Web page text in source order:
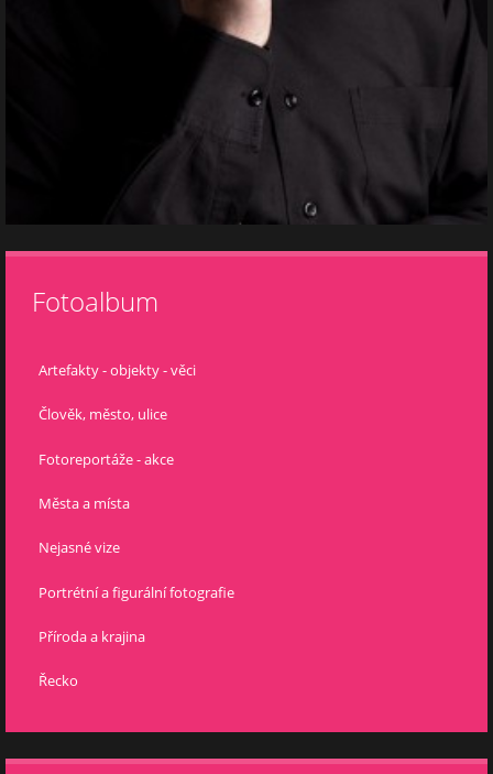
Fotoalbum
Artefakty - objekty - věci
Člověk, město, ulice
Fotoreportáže - akce
Města a místa
Nejasné vize
Portrétní a figurální fotografie
Příroda a krajina
Řecko